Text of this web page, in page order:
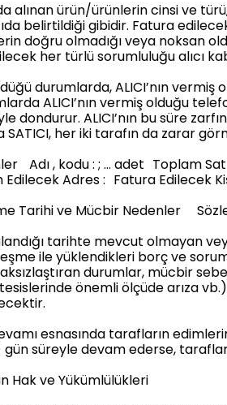
alınan ürün/ürünlerin cinsi ve
belirtildiği gibidir. Fatura
doğru olmadığı veya noksan
her türlü sorumluluğu alıcı
durumlarda, ALICI’nın
ALICI’nın vermiş olduğu
dondurur. ALICI’nın bu süre
SATICI, her iki tarafın da zarar
Adı , kodu : ; … adet Toplam
Edilecek Adres : Fatura Edilecek
Tarihi ve Mücbir Nedenler
tarihte mevcut olmayan
ile yüklendikleri borç ve
durumlar, mücbir
önemli ölçüde arıza
esnasında tarafların
süreyle devam ederse,
Hak ve Yükümlülükleri